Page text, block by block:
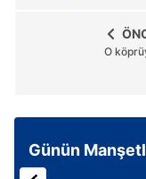
O
Günün